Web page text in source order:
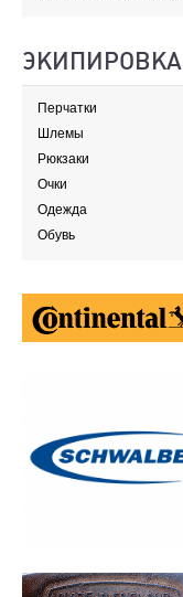
ЭКИПИРОВКА
Перчатки
Шлемы
Рюкзаки
Очки
Одежда
Обувь